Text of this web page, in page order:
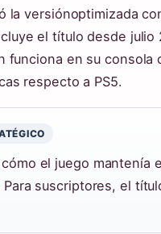
la versiónoptimizada
el título desde
funciona en su
respecto a PS5.
el juego
suscriptores, el